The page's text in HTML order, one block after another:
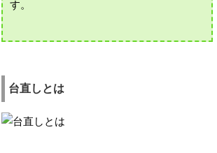
す。
台直しとは